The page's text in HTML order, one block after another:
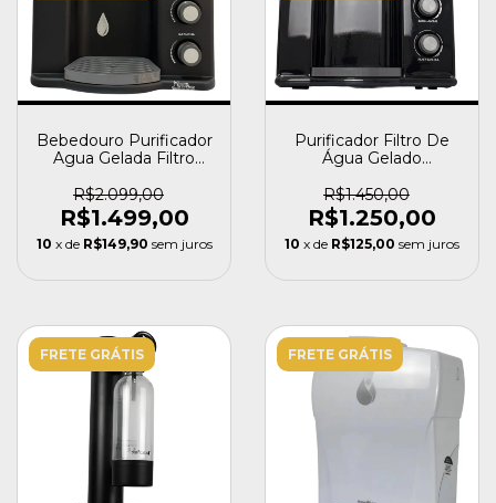
Bebedouro Purificador
Agua Gelada Filtro
R$2.099,00
R$1.499,00
10 x de R$149,90 sem juros
Purificador Filtro De
Água Gelado
R$1.450,00
R$1.250,00
10 x de R$125,00 sem juros
FRETE GRÁTIS FRETE GRÁTIS